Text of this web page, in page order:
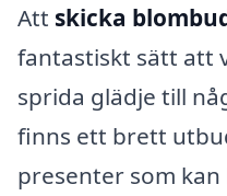
Att skicka
fantastiskt sätt att
sprida glädje till
finns ett brett
presenter som